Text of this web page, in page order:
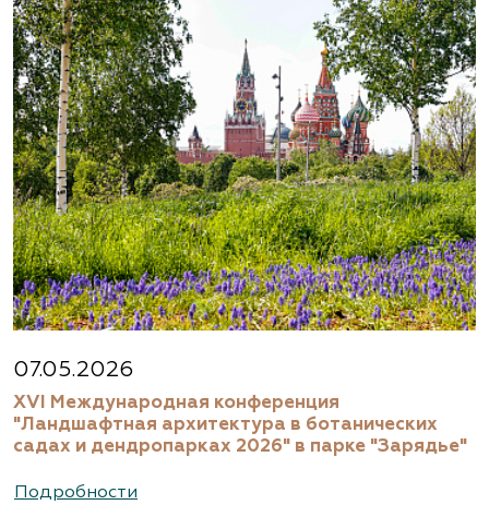
07.05.2026
XVI Международная конференция
"Ландшафтная архитектура в ботанических
садах и дендропарках 2026" в парке "Зарядье"
Подробности